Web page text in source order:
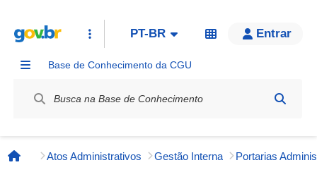
PT-BR Entrar
Base de Conhecimento da CGU
Página inicial
Atos Administrativos Gestão Interna